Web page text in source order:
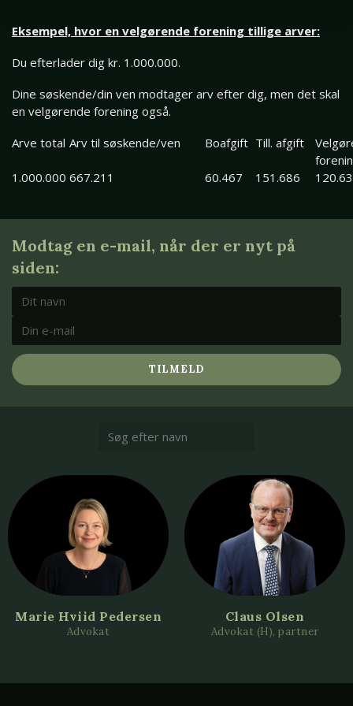
Eksempel, hvor en velgørende forening tillige arver:
Du efterlader dig kr. 1.000.000.
Dine søskende/din ven modtager arv efter dig, men det skal
en velgørende forening også.
Arve total Arv til søskende/ven Boafgift Till. afgift
1.000.000 667.211 60.467 151.686
Modtag en e-mail, når der er nyt på
siden:
TILMELD
Marie Hviid Pedersen
Advokat
Claus Olsen
Advokat (H), partner